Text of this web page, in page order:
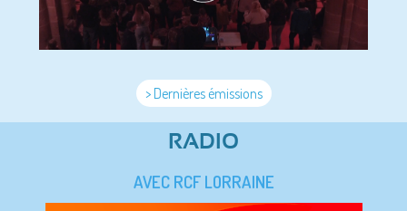
> Dernières émissions
RADIO
AVEC RCF LORRAINE